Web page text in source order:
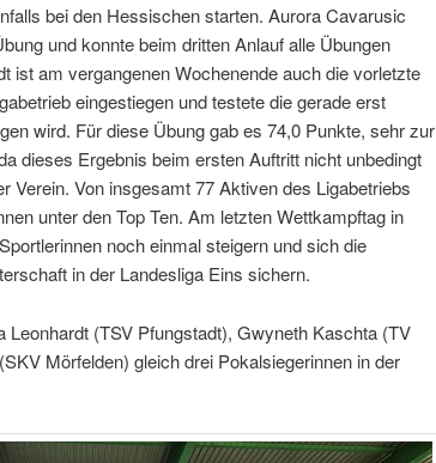
bei den Hessischen starten. Aurora Cavarusic
und konnte beim dritten Anlauf alle Übungen
ist am vergangenen Wochenende auch die vorletzte
eingestiegen und testete die gerade erst
wird. Für diese Übung gab es 74,0 Punkte, sehr zur
dieses Ergebnis beim ersten Auftritt nicht unbedingt
Verein. Von insgesamt 77 Aktiven des Ligabetriebs
unter den Top Ten. Am letzten Wettkampftag in
noch einmal steigern und sich die
in der Landesliga Eins sichern.
(TSV Pfungstadt), Gwyneth Kaschta (TV
Mörfelden) gleich drei Pokalsiegerinnen in der